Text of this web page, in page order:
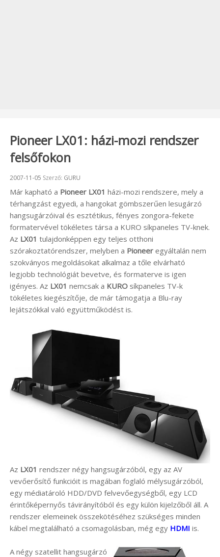
Pioneer LX01: házi-mozi rendszer
felsőfokon
Beküldve:
2007-11-05 Szerző: GURU
Már kapható a Pioneer LX01 házi-mozi rendszere, mely a
térhangzást egyedi, a hangokat gömbszerűen lesugárzó
hangsugárzóival és esztétikus, fényes zongora-fekete
formatervével tökéletes társa a KURO síkpaneles TV-knek.
Az LX01 tulajdonképpen egy teljes otthoni
szórakoztatórendszer, melyben a Pioneer egyáltalán nem
szokványos megoldásokat alkalmaz a tőle elvárható
legjobb technológiát bevetve, és formaterve is igen
igényes. Az LX01 nemcsak a KURO síkpaneles TV-k
tökéletes kiegészítője, de már támogatja a Blu-ray
lejátszókkal való együttműködést is.
Az LX01 rendszer négy hangsugárzóból, egy az AV
vevőerősítő funkcióit is magában foglaló mélysugárzóból,
egy médiatároló HDD/DVD felvevőegységből, egy LCD
érintőképernyős távirányítóból és egy külön kijelzőből áll. A
rendszer elemeinek összekötéséhez szükséges minden
kábel megtalálható a csomagolásban, még egy HDMI is.
A négy szatellit hangsugárzó